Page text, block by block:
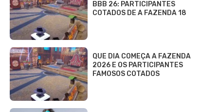
BBB 26: PARTICIPANTES
COTADOS DE A FAZENDA 18
QUE DIA COMEÇA A FAZENDA
2026 E OS PARTICIPANTES
FAMOSOS COTADOS